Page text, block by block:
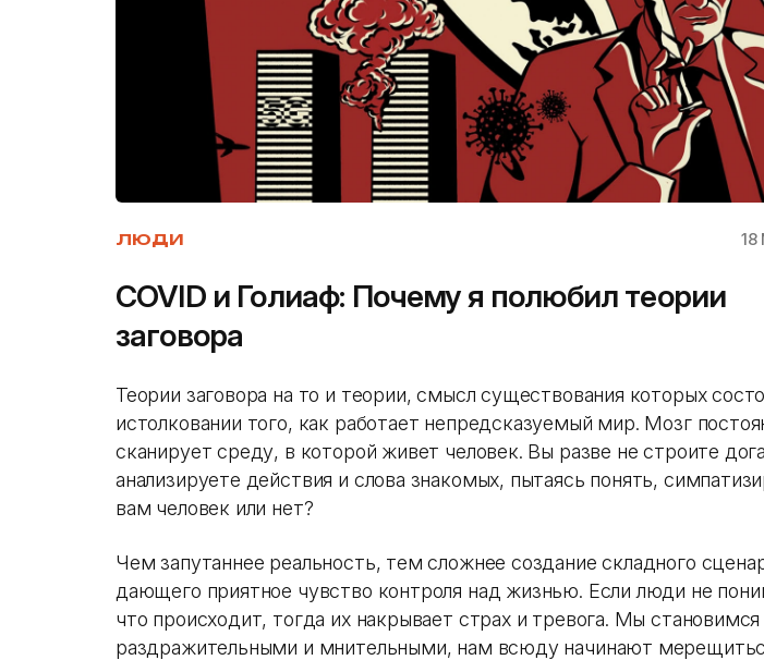
ЛЮДИ 18
COVID и Голиаф: Почему я полюбил теории
заговора
Теории заговора на то и теории, смысл существования которых
истолковании того, как работает непредсказуемый мир. Мозг
сканирует среду, в которой живет человек. Вы разве не строите
анализируете действия и слова знакомых, пытаясь понять,
вам человек или нет?
Чем запутаннее реальность, тем сложнее создание складного
дающего приятное чувство контроля над жизнью. Если люди не
что происходит, тогда их накрывает страх и тревога. Мы становимся
раздражительными и мнительными, нам всюду начинают